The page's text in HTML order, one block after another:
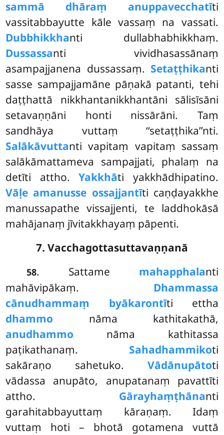
sammā dhāraṃ anuppavecchatīti
vassitabbayutte kāle vassaṃ na vassati.
Dubbhikkhanti dullabhabhikkhaṃ.
Dussassanti vividhasassānaṃ
asampajjanena dussassaṃ. Setaṭṭhikanti
sasse sampajjamāne pāṇakā patanti, tehi
daṭṭhattā nikkhantanikkhantāni sālisīsāni
setavaṇṇāni honti nissārāni. Taṃ
sandhāya vuttaṃ ‘‘setaṭṭhika’’nti.
Salākāvuttanti vapitaṃ vapitaṃ sassaṃ
salākāmattameva sampajjati, phalaṃ na
detīti attho.Yakkhāti yakkhādhipatino.
Vāḷe amanusse ossajjantīti caṇḍayakkhe
manussapathe vissajjenti, te laddhokāsā
mahājanaṃ jīvitakkhayaṃ pāpenti.
7. Vacchagottasuttavaṇṇanā
58. Sattame mahapphalanti
mahāvipākaṃ. Dhammassa
cānudhammaṃ byākarontīti ettha
dhammo nāma kathitakathā,
anudhammo nāma kathitassa
paṭikathanaṃ. Sahadhammikoti
sakāraṇo sahetuko. Vādānupātoti
vādassa anupāto, anupatanaṃ pavattīti
attho. Gārayhaṃṭhānanti
garahitabbayuttaṃ kāraṇaṃ. Idaṃ
vuttaṃ hoti – bhotā gotamena vuttā